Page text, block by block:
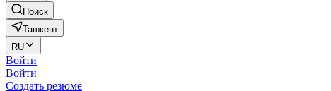
Поиск
Ташкент
RU
Войти
Войти
Создать резюме